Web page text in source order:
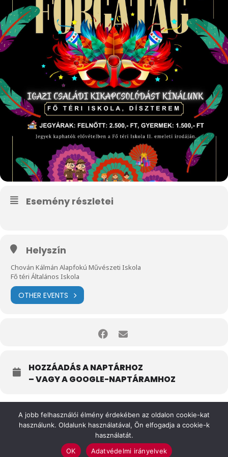
Esemény részletei
Helyszín
Chován Kálmán Alapfokú Művészeti Iskola
Fő téri Általános Iskola
OTHER EVENTS
HOZZÁADÁS A NAPTÁRHOZ
– VAGY A GOOGLE-NAPTÁRAMHOZ
Felhasználási feltételek Impresszum
A jobb felhasználói élmény érdekében az oldalon cookie-kat
használunk. Oldalunk használatával, Ön elfogadja a cookie-k
használatát.
OK
Adatvédelmi irányelvek